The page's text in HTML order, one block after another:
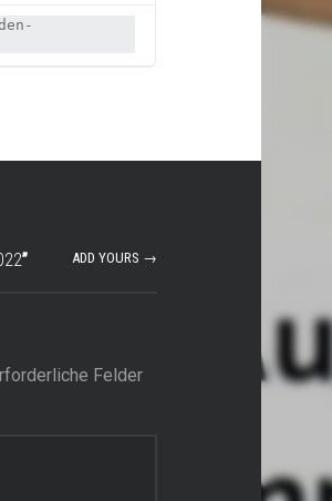
” ADD YOURS →
Felder